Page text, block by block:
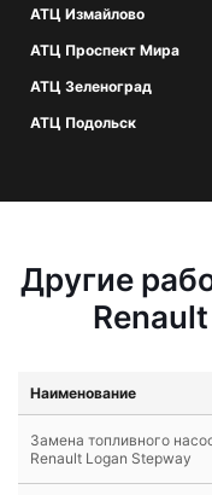
АТЦ Измайлово
АТЦ Проспект Мира
АТЦ Зеленоград
АТЦ Подольск
Другие
Наименование
Замена топливного
Renault Logan Stepway